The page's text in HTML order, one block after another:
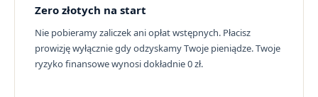
Zero złotych na start
Nie pobieramy zaliczek ani opłat wstępnych. Płacisz
prowizję wyłącznie gdy odzyskamy Twoje pieniądze. Twoje
ryzyko finansowe wynosi dokładnie 0 zł.